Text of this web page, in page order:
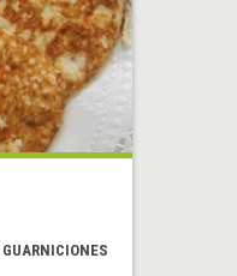
GUARNICIONES